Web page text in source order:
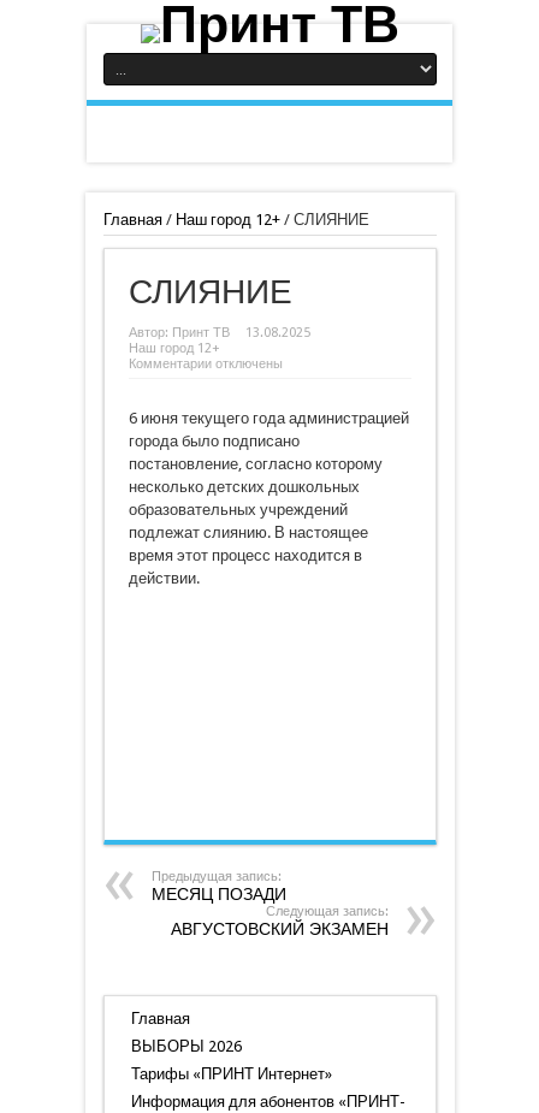
Главная/ Наш город 12+/ СЛИЯНИЕ
СЛИЯНИЕ
Автор: Принт ТВ
13.08.2025
Наш город 12+
Комментариикотключены
6 июня текущего года администрацией
города было подписано
постановление, согласно которому
несколько детских дошкольных
образовательных учреждений
подлежат слиянию. В настоящее
время этот процесс находится в
действии.
Предыдущая запись:
МЕСЯЦ ПОЗАДИ
Следующая запись:
АВГУСТОВСКИЙ ЭКЗАМЕН
Главная
ВЫБОРЫ 2026
Тарифы «ПРИНТ Интернет»
Информация для абонентов «ПРИНТ-